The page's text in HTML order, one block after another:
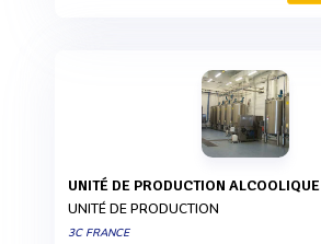
UNITÉ DE PRODUCTION ALCOOLIQUE
UNITÉ DE PRODUCTION
3C FRANCE